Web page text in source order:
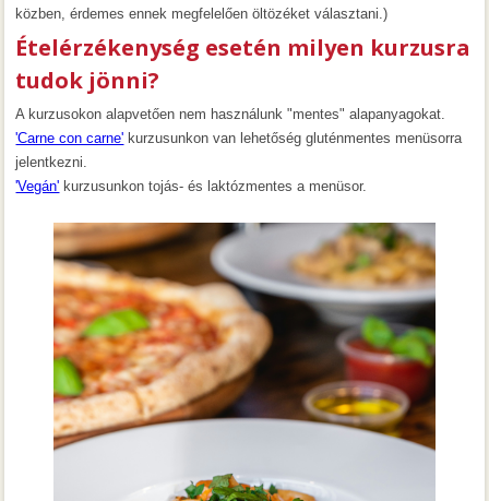
közben, érdemes ennek megfelelően öltözéket választani.)
Ételérzékenység esetén milyen kurzusra
tudok jönni?
A kurzusokon alapvetően nem használunk "mentes" alapanyagokat.
'Carne con carne' kurzusunkon van lehetőség gluténmentes menüsorra
jelentkezni.
'Vegán' kurzusunkon tojás- és laktózmentes a menüsor.